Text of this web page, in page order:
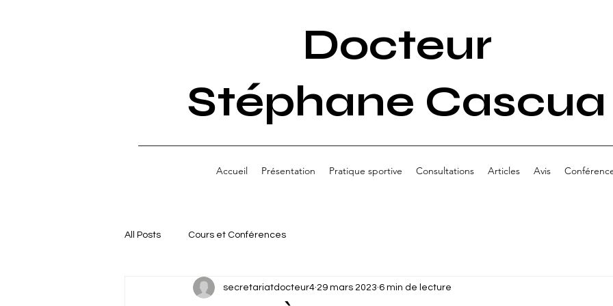
Docteur
Stéphane Cascua
Accueil Présentation Pratique sportive Consultations Articles Avis
All Posts Cours et Conférences
secretariatdocteur4 29 mars 2023 6 min de lecture